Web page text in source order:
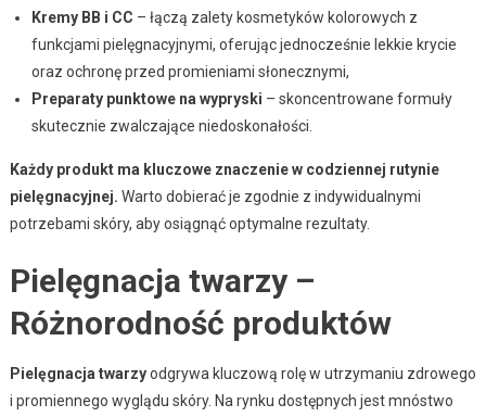
Kremy BB i CC – łączą zalety kosmetyków kolorowych z
funkcjami pielęgnacyjnymi, oferując jednocześnie lekkie krycie
oraz ochronę przed promieniami słonecznymi,
Preparaty punktowe na wypryski – skoncentrowane formuły
skutecznie zwalczające niedoskonałości.
Każdy produkt ma kluczowe znaczenie w codziennej rutynie
pielęgnacyjnej. Warto dobierać je zgodnie z indywidualnymi
potrzebami skóry, aby osiągnąć optymalne rezultaty.
Pielęgnacja twarzy –
Różnorodność produktów
Pielęgnacja twarzyodgrywa kluczową rolę w utrzymaniu zdrowego
i promiennego wyglądu skóry. Na rynku dostępnych jest mnóstwo